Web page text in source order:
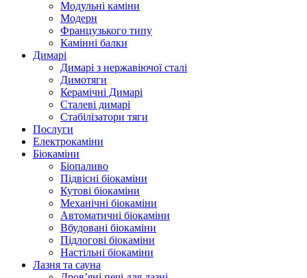
Модульні каміни
Модерн
Французького типу
Камінні балки
Димарі
Димарі з нержавіючої сталі
Димотяги
Керамічні Димарі
Сталеві димарі
Стабілізатори тяги
Послуги
Електрокаміни
Біокаміни
Біопаливо
Підвісні біокаміни
Кутові біокаміни
Механічні біокаміни
Автоматичні біокаміни
Вбудовані біокаміни
Підлогові біокаміни
Настільні біокаміни
Лазня та сауна